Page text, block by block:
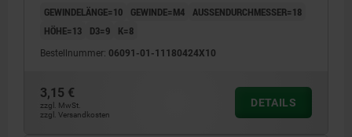
GEWINDELÄNGE=10 GEWINDE=M4 AUSSENDURCHMESSER=18
HÖHE=13
D3=9 K=8
Bestellnummer: 06091-01-11180424X10
3,15 €
zzgl. MwSt.
zzgl. Versandkosten
DETAILS